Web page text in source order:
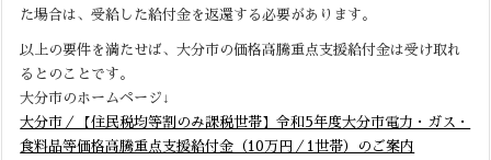
た場合は、受給した給付金を返還する必要があります。
以上の要件を満たせば、大分市の価格高騰重点支援給付金は受け取れ
るとのことです。
大分市のホームページ↓
大分市／【住民税均等割のみ課税世帯】令和5年度大分市電力・ガス・
食料品等価格高騰重点支援給付金（10万円／1世帯）のご案内